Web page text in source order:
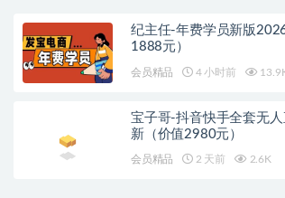
纪主任-年费学员新版
1888元）
会员精品 4 小时前
宝子哥-抖音快手全套无
新（价值2980元）
会员精品 2 天前 2.6K